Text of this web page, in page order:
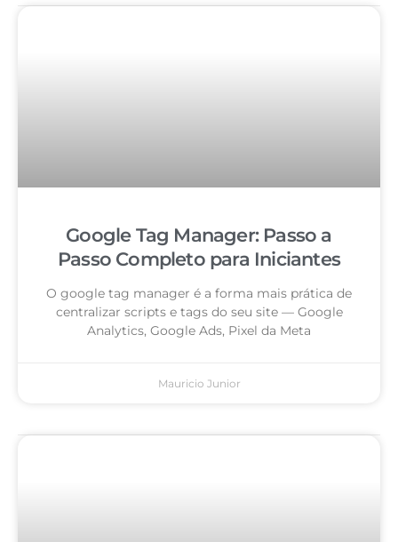
Google Tag Manager: Passo a
Passo Completo para Iniciantes
O google tag manager é a forma mais prática de
centralizar scripts e tags do seu site — Google
Analytics, Google Ads, Pixel da Meta
Mauricio Junior